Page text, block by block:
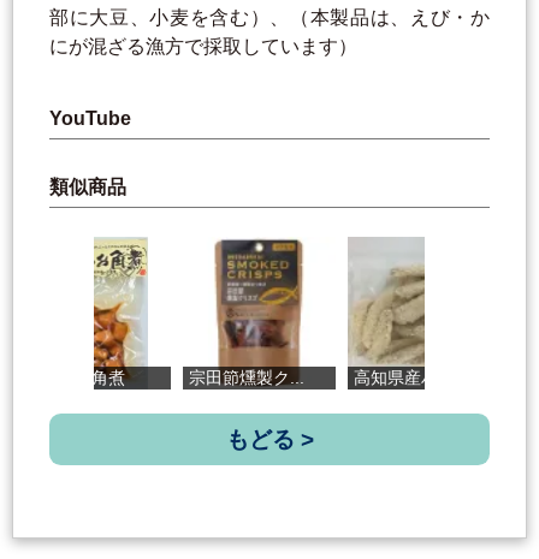
部に大豆、小麦を含む）、（本製品は、えび・か
にが混ざる漁方で採取しています）
YouTube
類似商品
宗田節燻製ク... 高知県産ハダ...
もどる >